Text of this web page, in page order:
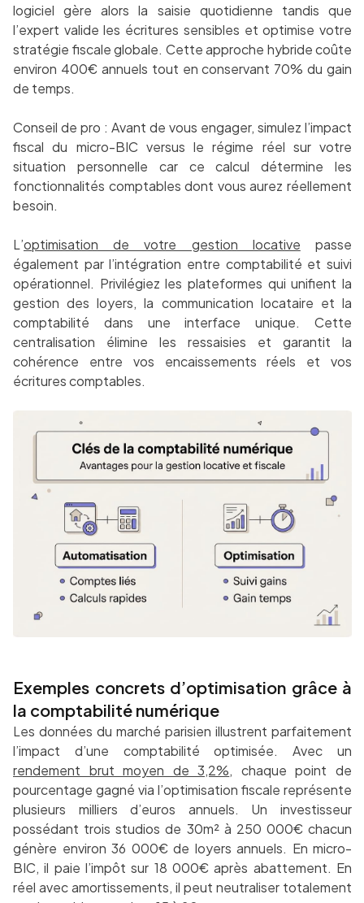
logiciel gère alors la saisie quotidienne tandis que
l’expert valide les écritures sensibles et optimise votre
stratégie fiscale globale. Cette approche hybride coûte
environ 400€ annuels tout en conservant 70% du gain
de temps.
Conseil de pro : Avant de vous engager, simulez l’impact
fiscal du micro-BIC versus le régime réel sur votre
situation personnelle car ce calcul détermine les
fonctionnalités comptables dont vous aurez réellement
besoin.
L’optimisation de votre gestion locative passe
également par l’intégration entre comptabilité et suivi
opérationnel. Privilégiez les plateformes qui unifient la
gestion des loyers, la communication locataire et la
comptabilité dans une interface unique. Cette
centralisation élimine les ressaisies et garantit la
cohérence entre vos encaissements réels et vos
écritures comptables.
Exemples concrets d’optimisation grâce à
la comptabilité numérique
Les données du marché parisien illustrent parfaitement
l’impact d’une comptabilité optimisée. Avec un
rendement brut moyen de 3,2%, chaque point de
pourcentage gagné via l’optimisation fiscale représente
plusieurs milliers d’euros annuels. Un investisseur
possédant trois studios de 30m² à 250 000€ chacun
génère environ 36 000€ de loyers annuels. En micro-
BIC, il paie l’impôt sur 18 000€ après abattement. En
réel avec amortissements, il peut neutraliser totalement